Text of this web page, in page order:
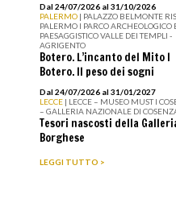
Dal 24/07/2026 al 31/10/2026
PALERMO | PALAZZO BELMONTE
PALERMO I PARCO ARCHEOLOGICO
PAESAGGISTICO VALLE DEI TEMPLI -
AGRIGENTO
Botero. L’incanto del Mito I
Botero. Il peso dei sogni
Dal 24/07/2026 al 31/01/2027
LECCE | LECCE – MUSEO MUST I
– GALLERIA NAZIONALE DI
Tesori nascosti della
Borghese
LEGGI TUTTO >